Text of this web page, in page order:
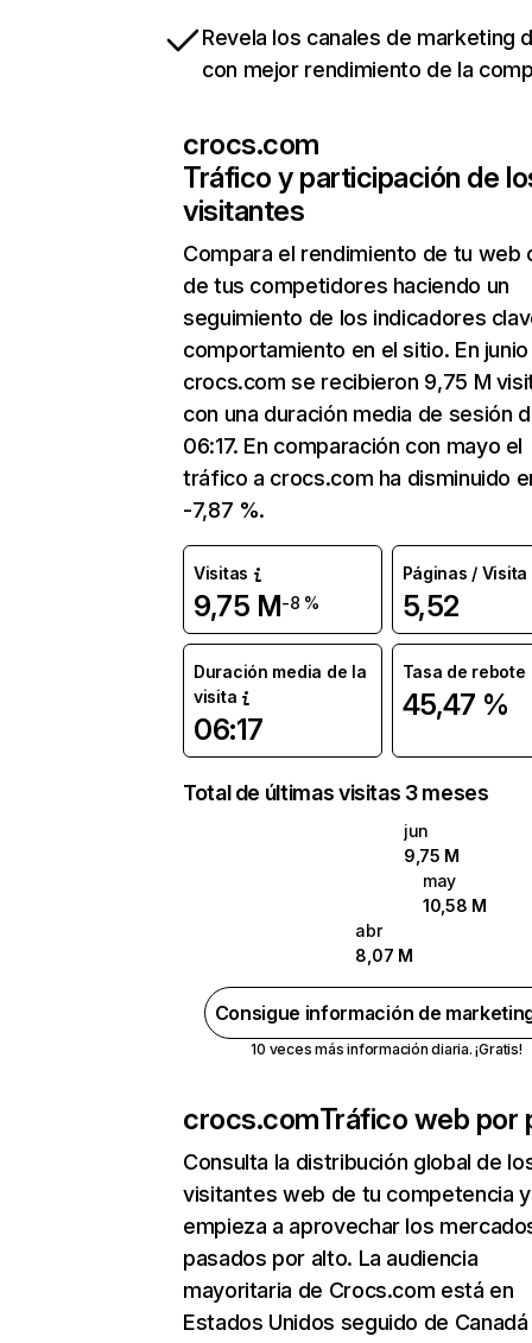
Revela los canales de marketing
con mejor rendimiento de la
crocs.com
Tráfico y participación de
visitantes
Compara el rendimiento de tu web
de tus competidores haciendo un
seguimiento de los indicadores
comportamiento en el sitio. En junio
crocs.com se recibieron 9,75 M
con una duración media de sesión
06:17. En comparación con mayo el
tráfico a crocs.com ha disminuido
-7,87 %.
Visitas
9,75 M-8 %
Páginas / Visita
5,52
Duración media de la
visita
06:17
Tasa de rebote
45,47 %
Total de últimas visitas 3 meses
jun
9,75 M
may
10,58 M
abr
8,07 M
Consigue información de
10 veces más información diaria. ¡Gratis!
crocs.comTráfico web por
Consulta la distribución global de
visitantes web de tu competencia y
empieza a aprovechar los
pasados por alto. La audiencia
mayoritaria de Crocs.com está en
Estados Unidos seguido de